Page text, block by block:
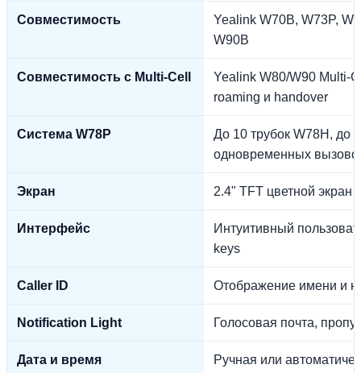
Совместимость
Yealink W70B, W73P,
W90B
Совместимость с Multi-Cell
Yealink W80/W90 Multi-
roaming и handover
Система W78P
До 10 трубок W78H, до
одновременных
Экран 2.4" TFT цветной экран
Интерфейс
Интуитивный
keys
Caller ID Отображение имени и
Notification Light Голосовая почта,
Дата и время Ручная или